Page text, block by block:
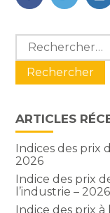
FaceBook
Twitter
Blog
sidebar
Rechercher :
ARTICLES
Indices des prix
2026
Indice des prix
l’industrie – 2026
Indice des prix